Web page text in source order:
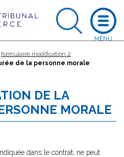
formulaire modification 2
de la personne morale
DE LA
MORALE
dans le contrat, ne peut